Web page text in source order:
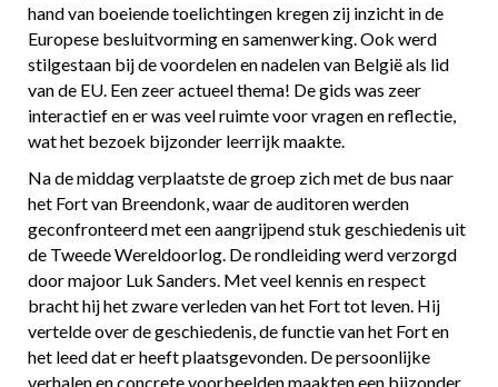
hand van boeiende toelichtingen kregen zij inzicht in de
Europese besluitvorming en samenwerking. Ook werd
stilgestaan bij de voordelen en nadelen van België als lid
van de EU. Een zeer actueel thema! De gids was zeer
interactief en er was veel ruimte voor vragen en reflectie,
wat het bezoek bijzonder leerrijk maakte.
Na de middag verplaatste de groep zich met de bus naar
het Fort van Breendonk, waar de auditoren werden
geconfronteerd met een aangrijpend stuk geschiedenis uit
de Tweede Wereldoorlog. De rondleiding werd verzorgd
door majoor Luk Sanders. Met veel kennis en respect
bracht hij het zware verleden van het Fort tot leven. Hij
vertelde over de geschiedenis, de functie van het Fort en
het leed dat er heeft plaatsgevonden. De persoonlijke
verhalen en concrete voorbeelden maakten een bijzonder